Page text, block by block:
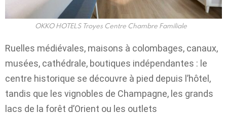
OKKO HOTELS Troyes Centre Chambre Familiale
Ruelles médiévales, maisons à colombages, canaux,
musées, cathédrale, boutiques indépendantes : le
centre historique se découvre à pied depuis l’hôtel,
tandis que les vignobles de Champagne, les grands
lacs de la forêt d’Orient ou les outlets